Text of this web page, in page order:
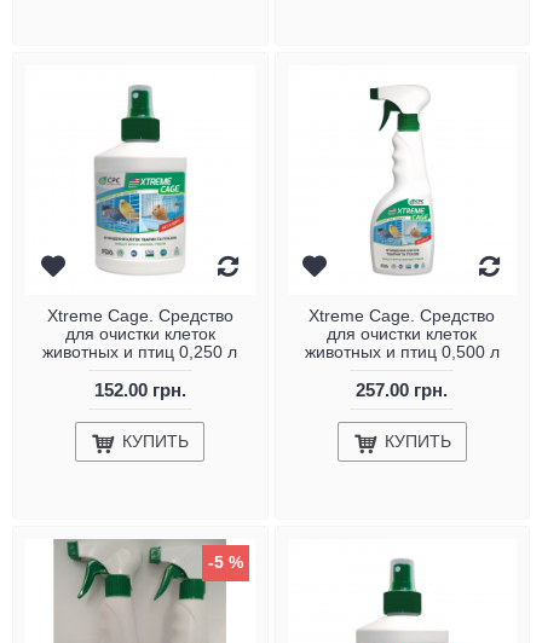
Xtreme Cage. Средство
для очистки клеток
животных и птиц 0,250 л
152.00 грн.
КУПИТЬ
Xtreme Cage. Средство
для очистки клеток
животных и птиц 0,500 л
257.00 грн.
КУПИТЬ
-5 %